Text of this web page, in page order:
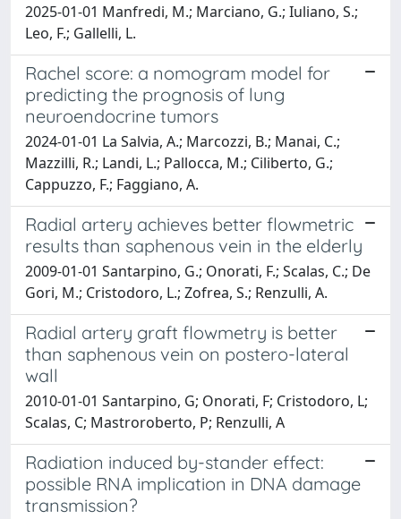
2025-01-01 Manfredi, M.; Marciano, G.; Iuliano, S.;
Leo, F.; Gallelli, L.
Rachel score: a nomogram model for
predicting the prognosis of lung
neuroendocrine tumors
2024-01-01 La Salvia, A.; Marcozzi, B.; Manai, C.;
Mazzilli, R.; Landi, L.; Pallocca, M.; Ciliberto, G.;
Cappuzzo, F.; Faggiano, A.
Radial artery achieves better flowmetric
results than saphenous vein in the elderly
2009-01-01 Santarpino, G.; Onorati, F.; Scalas, C.; De
Gori, M.; Cristodoro, L.; Zofrea, S.; Renzulli, A.
Radial artery graft flowmetry is better
than saphenous vein on postero-lateral
wall
2010-01-01 Santarpino, G; Onorati, F; Cristodoro, L;
Scalas, C; Mastroroberto, P; Renzulli, A
Radiation induced by-stander effect:
possible RNA implication in DNA damage
transmission?